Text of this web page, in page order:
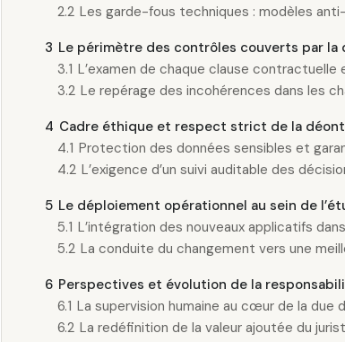
2.2 Les garde-fous techniques : modèles
3 Le périmètre des contrôles couverts par la
3.1 L’examen de chaque clause contractuelle
3.2 Le repérage des incohérences dans les
4 Cadre éthique et respect strict de la
4.1 Protection des données sensibles et
4.2 L’exigence d’un suivi auditable des
5 Le déploiement opérationnel au sein de
5.1 L’intégration des nouveaux applicatifs
5.2 La conduite du changement vers une
6 Perspectives et évolution de la
6.1 La supervision humaine au cœur de la due
6.2 La redéfinition de la valeur ajoutée du